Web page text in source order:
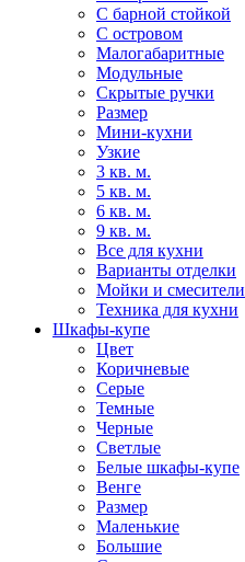
С барной стойкой
С островом
Малогабаритные
Модульные
Скрытые ручки
Размер
Мини-кухни
Узкие
3 кв. м.
5 кв. м.
6 кв. м.
9 кв. м.
Все для кухни
Варианты отделки
Мойки и смесители
Техника для кухни
Шкафы-купе
Цвет
Коричневые
Серые
Темные
Черные
Светлые
Белые шкафы-купе
Венге
Размер
Маленькие
Большие